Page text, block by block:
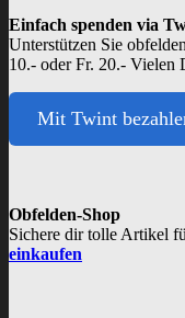
Einfach spenden via
Unterstützen Sie
10.- oder Fr. 20.- Vielen
Mit Twint
Obfelden-Shop
Sichere dir tolle Artikel
einkaufen